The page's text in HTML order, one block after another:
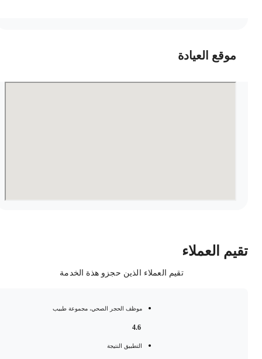
موقع العيادة
العملاء
تقيم العملاء الذين حجزو هذة الخدمة
موظف الحجر الصحي، مجموعة طبيب
التطبيق النتيجة